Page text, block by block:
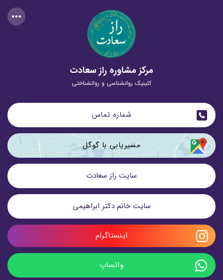
مرکز مشاوره راز سعادت
کلینیک روانشناسی و روانشناختی
شماره تماس
مسیریابی با گوگل
سایت راز سعادت
سایت خانم دکتر ابراهیمی
اینستاگرام
واتساپ